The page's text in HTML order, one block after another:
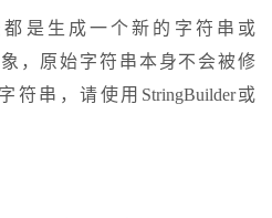
是生成一个新的字符串或
象，原始字符串本身不会被修
符串，请使用StringBuilder或